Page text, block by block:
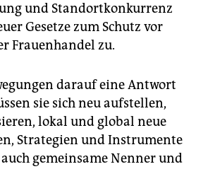
und Standortkonkurrenz
Gesetze zum Schutz vor
Frauenhandel zu.
darauf eine Antwort
sie sich neu aufstellen,
lokal und global neue
Strategien und Instrumente
gemeinsame Nenner und